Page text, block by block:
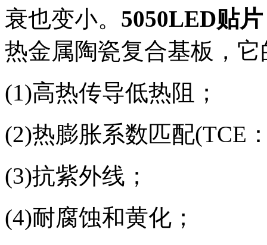
衰也变小。 5050LED贴片
热金属陶瓷复合基板，
(1)高热传导低热阻；
(2)热膨胀系数匹配(TCE
(3)抗紫外线；
(4)耐腐蚀和黄化；